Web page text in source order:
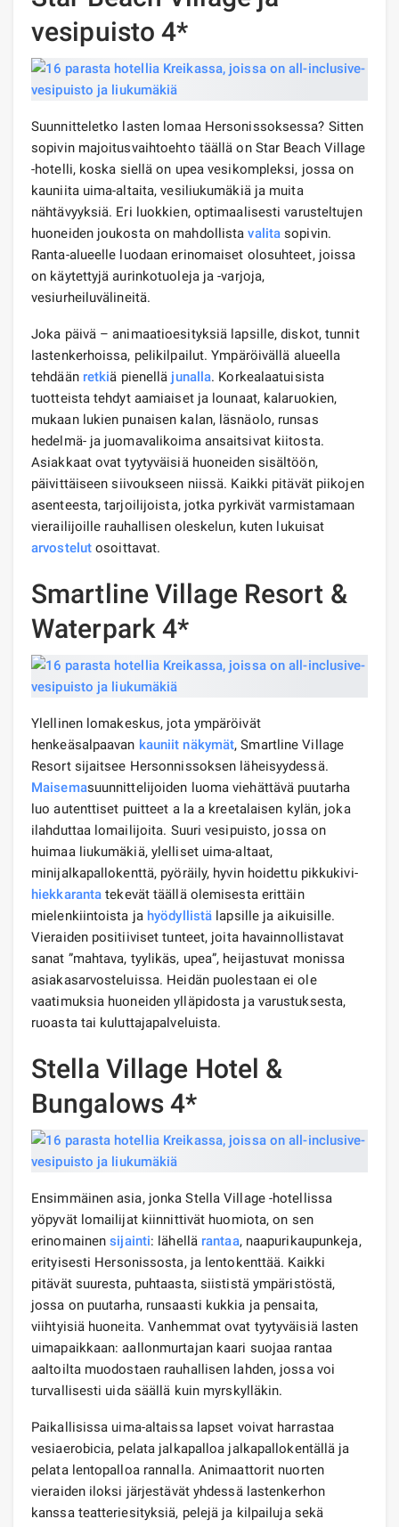
vesipuisto 4*
Suunnitteletko lasten lomaa Hersonissoksessa? Sitten
sopivin majoitusvaihtoehto täällä on Star Beach Village
-hotelli, koska siellä on upea vesikompleksi, jossa on
kauniita uima-altaita, vesiliukumäkiä ja muita
nähtävyyksiä. Eri luokkien, optimaalisesti varusteltujen
huoneiden joukosta on mahdollistavalita sopivin.
Ranta-alueelle luodaan erinomaiset olosuhteet, joissa
on käytettyjä aurinkotuoleja ja -varjoja,
vesiurheiluvälineitä.
Joka päivä – animaatioesityksiä lapsille, diskot, tunnit
lastenkerhoissa, pelikilpailut. Ympäröivällä alueella
tehdään retkiä pienellä junalla. Korkealaatuisista
tuotteista tehdyt aamiaiset ja lounaat, kalaruokien,
mukaan lukien punaisen kalan, läsnäolo, runsas
hedelmä- ja juomavalikoima ansaitsivat kiitosta.
Asiakkaat ovat tyytyväisiä huoneiden sisältöön,
päivittäiseen siivoukseen niissä. Kaikki pitävät piikojen
asenteesta, tarjoilijoista, jotka pyrkivät varmistamaan
vierailijoille rauhallisen oleskelun, kuten lukuisat
arvostelut osoittavat.
Smartline Village Resort &
Waterpark 4*
Ylellinen lomakeskus, jota ympäröivät
henkeäsalpaavan kauniit näkymät, Smartline Village
Resort sijaitsee Hersonnissoksen läheisyydessä.
Maisemasuunnittelijoiden luoma viehättävä puutarha
luo autenttiset puitteet a la a kreetalaisen kylän, joka
ilahduttaa lomailijoita. Suuri vesipuisto, jossa on
huimaa liukumäkiä, ylelliset uima-altaat,
minijalkapallokenttä, pyöräily, hyvin hoidettu pikkukivi-
hiekkaranta tekevät täällä olemisesta erittäin
mielenkiintoista ja hyödyllistä lapsille ja aikuisille.
Vieraiden positiiviset tunteet, joita havainnollistavat
sanat ”mahtava, tyylikäs, upea”, heijastuvat monissa
asiakasarvosteluissa. Heidän puolestaan ​​ei ole
vaatimuksia huoneiden ylläpidosta ja varustuksesta,
ruoasta tai kuluttajapalveluista.
Stella Village Hotel &
Bungalows 4*
Ensimmäinen asia, jonka Stella Village -hotellissa
yöpyvät lomailijat kiinnittivät huomiota, on sen
erinomainensijainti: lähellä rantaa, naapurikaupunkeja,
erityisesti Hersonissosta, ja lentokenttää. Kaikki
pitävät suuresta, puhtaasta, siististä ympäristöstä,
jossa on puutarha, runsaasti kukkia ja pensaita,
viihtyisiä huoneita. Vanhemmat ovat tyytyväisiä lasten
uimapaikkaan: aallonmurtajan kaari suojaa rantaa
aaltoilta muodostaen rauhallisen lahden, jossa voi
turvallisesti uida säällä kuin myrskylläkin.
Paikallisissa uima-altaissa lapset voivat harrastaa
vesiaerobicia, pelata jalkapalloa jalkapallokentällä ja
pelata lentopalloa rannalla. Animaattorit nuorten
vieraiden iloksi järjestävät yhdessä lastenkerhon
kanssa teatteriesityksiä, pelejä ja kilpailuja sekä